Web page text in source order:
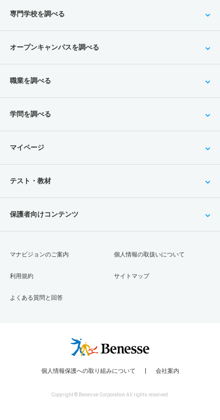
専門学校を調べる
オープンキャンパスを調べる
職業を調べる
学問を調べる
マイページ
テスト・教材
保護者向けコンテンツ
マナビジョンのご案内
利用規約
よくある質問と回答
個人情報の取扱いについて
サイトマップ
個人情報保護への取り組みについて 会社案内
Copyright © Benesse Corporation All rights reserved.